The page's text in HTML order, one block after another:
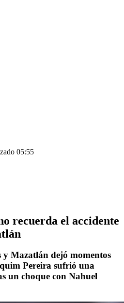
05:55
recuerda el accidente
Mazatlán dejó momentos
Pereira sufrió una
un choque con Nahuel